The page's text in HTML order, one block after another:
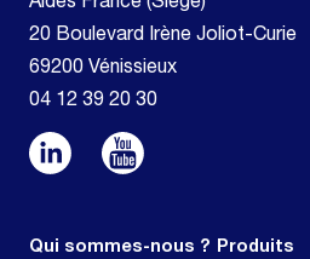
20 Boulevard Irène Joliot-Curie
69200 Vénissieux
04 12 39 20 30
Qui sommes-nous ? Produits